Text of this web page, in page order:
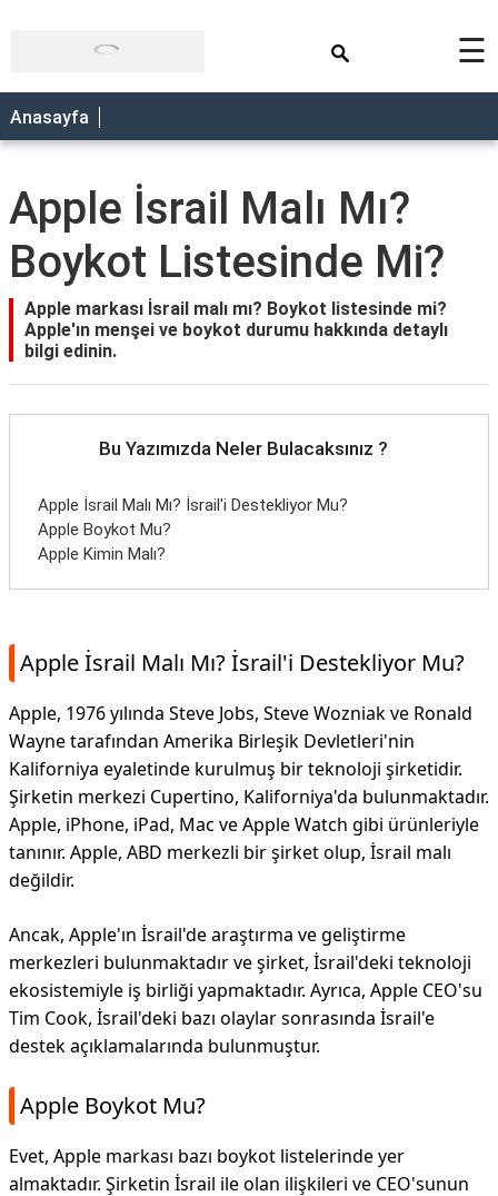
☰
Anasayfa
Apple İsrail Malı Mı?
Boykot Listesinde Mi?
Apple markası İsrail malı mı? Boykot listesinde mi?
Apple'ın menşei ve boykot durumu hakkında detaylı
bilgi edinin.
Bu Yazımızda Neler Bulacaksınız ?
Apple İsrail Malı Mı? İsrail'i Destekliyor Mu?
Apple Boykot Mu?
Apple Kimin Malı?
Apple İsrail Malı Mı? İsrail'i Destekliyor Mu?
Apple, 1976 yılında Steve Jobs, Steve Wozniak ve Ronald
Wayne tarafından Amerika Birleşik Devletleri'nin
Kaliforniya eyaletinde kurulmuş bir teknoloji şirketidir.
Şirketin merkezi Cupertino, Kaliforniya'da bulunmaktadır.
Apple, iPhone, iPad, Mac ve Apple Watch gibi ürünleriyle
tanınır. Apple, ABD merkezli bir şirket olup, İsrail malı
değildir.
Ancak, Apple'ın İsrail'de araştırma ve geliştirme
merkezleri bulunmaktadır ve şirket, İsrail'deki teknoloji
ekosistemiyle iş birliği yapmaktadır. Ayrıca, Apple CEO'su
Tim Cook, İsrail'deki bazı olaylar sonrasında İsrail'e
destek açıklamalarında bulunmuştur.
Apple Boykot Mu?
Evet, Apple markası bazı boykot listelerinde yer
almaktadır. Şirketin İsrail ile olan ilişkileri ve CEO'sunun